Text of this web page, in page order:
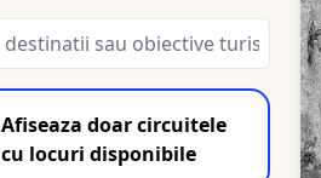
Afiseaza doar circuitele
cu locuri disponibile